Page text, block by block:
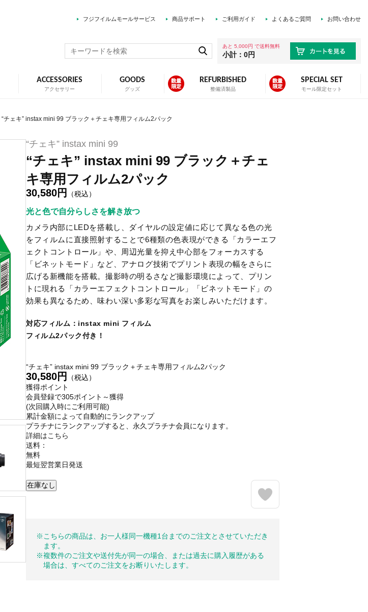
フジフイルムモールサービス 商品サポート ご利用ガイド よくあるご質問 お問い合わせ
あと 5,000円 で送料無料
小計：0円
ACCESSORIES
アクセサリー
GOODS
グッズ
REFURBISHED
整備済製品
SPECIAL SET
モール限定セット
“チェキ” instax mini 99 ブラック＋チェキ専用フィルム2パック
“チェキ” instax mini 99
“チェキ” instax mini 99 ブラック＋チェ
キ専用フィルム2パック
30,580円 （税込）
光と色で自分らしさを解き放つ
カメラ内部にLEDを搭載し、ダイヤルの設定値に応じて異なる色の光
をフィルムに直接照射することで6種類の色表現ができる「カラーエフ
ェクトコントロール」や、周辺光量を抑え中心部をフォーカスする
「ビネットモード」など、アナログ技術でプリント表現の幅をさらに
広げる新機能を搭載。撮影時の明るさなど撮影環境によって、プリン
トに現れる「カラーエフェクトコントロール」「ビネットモード」の
効果も異なるため、味わい深い多彩な写真をお楽しみいただけます。
対応フィルム：instax mini フィルム
フィルム2パック付き！
“チェキ” instax mini 99 ブラック＋チェキ専用フィルム2パック
30,580円
（税込）
獲得ポイント
会員登録で305ポイント～獲得
(次回購入時にご利用可能)
累計金額によって自動的にランクアップ
プラチナにランクアップすると、永久プラチナ会員になります。
詳細はこちら
送料：
無料
最短翌営業日発送
※こちらの商品は、お一人様同一機種1台までのご注文とさせていただき
ます。
※複数件のご注文や送付先が同一の場合、または過去に購入履歴がある
場合は、すべてのご注文をお断りいたします。